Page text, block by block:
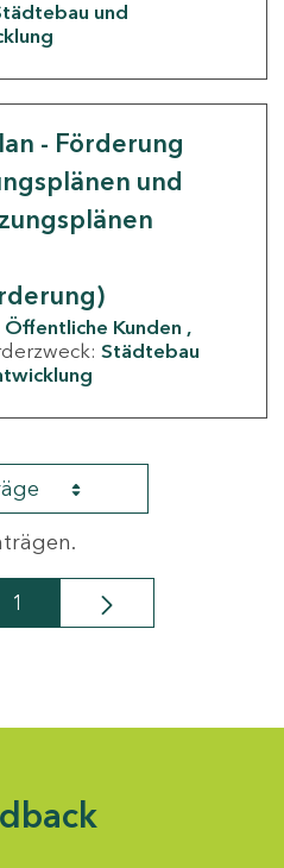
und
- Förderung
und
Öffentliche Kunden
Städtebau
Seite
1